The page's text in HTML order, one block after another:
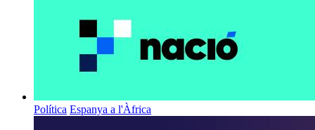
Política Espanya a l'Àfrica